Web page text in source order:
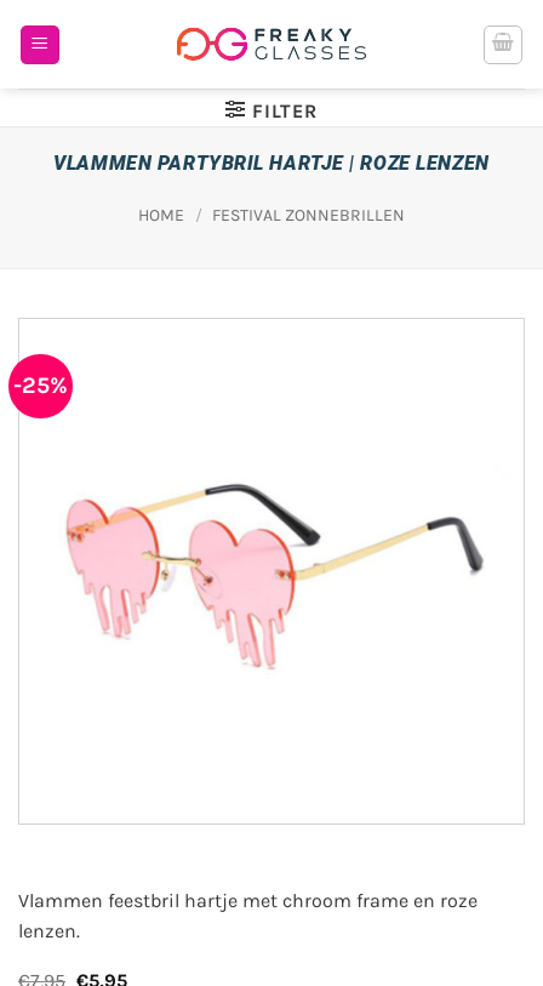
naar
FILTER
VLAMMEN PARTYBRIL HARTJE | ROZE LENZEN
HOME / FESTIVAL ZONNEBRILLEN
-25%
Vlammen feestbril hartje met chroom frame en roze
lenzen.
€7,95 Oorspronkelijke
€5,95Huidige